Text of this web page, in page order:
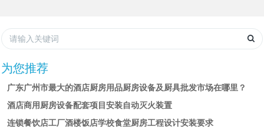
为您推荐
广东广州市最大的酒店厨房用品厨房设备及厨具批发市场在哪里？
酒店商用厨房设备配套项目安装自动灭火装置
连锁餐饮店工厂酒楼饭店学校食堂厨房工程设计安装要求